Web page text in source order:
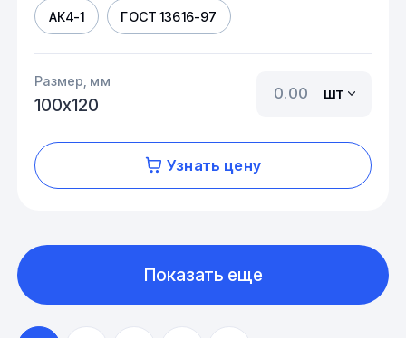
АК4-1 ГОСТ 13616-97
Размер, мм
100х120
шт
Узнать цену
Показать еще